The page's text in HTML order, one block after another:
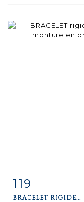
Item detail
119
BRACELET RIGIDE...